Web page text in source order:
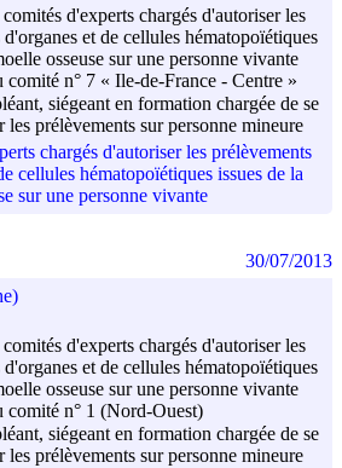
d'experts chargés d'autoriser les
et de cellules hématopoïétiques
osseuse sur une personne vivante
comité n° 7 « Ile-de-France - Centre »
siégeant en formation chargée de se
les prélèvements sur personne mineure
chargés d'autoriser les prélèvements
cellules hématopoïétiques issues de la
sur une personne vivante
d'experts chargés d'autoriser les
et de cellules hématopoïétiques
osseuse sur une personne vivante
comité n° 1 (Nord-Ouest)
siégeant en formation chargée de se
les prélèvements sur personne mineure
30/07/2013